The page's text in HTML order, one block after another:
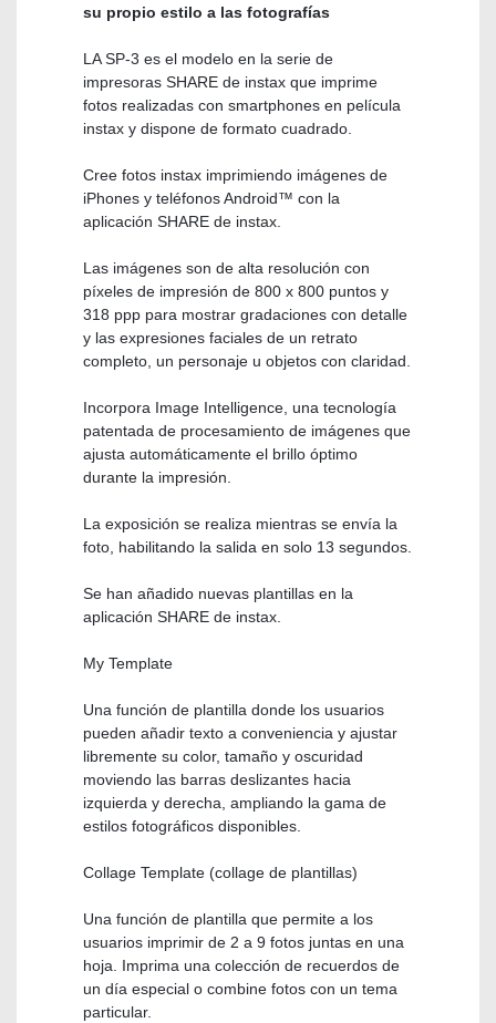
su propio estilo a las fotografías
LA SP-3 es el modelo en la serie de
impresoras SHARE de instax que imprime
fotos realizadas con smartphones en película
instax y dispone de formato cuadrado.
Cree fotos instax imprimiendo imágenes de
iPhones y teléfonos Android™ con la
aplicación SHARE de instax.
Las imágenes son de alta resolución con
píxeles de impresión de 800 x 800 puntos y
318 ppp para mostrar gradaciones con detalle
y las expresiones faciales de un retrato
completo, un personaje u objetos con claridad.
Incorpora Image Intelligence, una tecnología
patentada de procesamiento de imágenes que
ajusta automáticamente el brillo óptimo
durante la impresión.
La exposición se realiza mientras se envía la
foto, habilitando la salida en solo 13 segundos.
Se han añadido nuevas plantillas en la
aplicación SHARE de instax.
My Template
Una función de plantilla donde los usuarios
pueden añadir texto a conveniencia y ajustar
libremente su color, tamaño y oscuridad
moviendo las barras deslizantes hacia
izquierda y derecha, ampliando la gama de
estilos fotográficos disponibles.
Collage Template (collage de plantillas)
Una función de plantilla que permite a los
usuarios imprimir de 2 a 9 fotos juntas en una
hoja. Imprima una colección de recuerdos de
un día especial o combine fotos con un tema
particular.